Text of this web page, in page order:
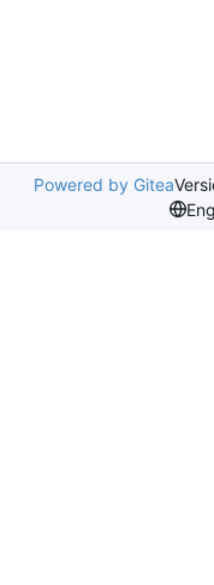
Powered by Gitea